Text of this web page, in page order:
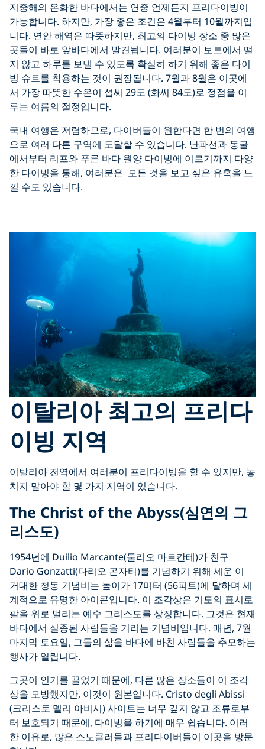
지중해의 온화한 바다에서는 연중 언제든지 프리다이빙이
가능합니다. 하지만, 가장 좋은 조건은 4월부터 10월까지입
니다. 연안 해역은 따뜻하지만, 최고의 다이빙 장소 중 많은
곳들이 바로 앞바다에서 발견됩니다. 여러분이 보트에서 떨
지 않고 하루를 보낼 수 있도록 확실히 하기 위해 좋은 다이
빙 슈트를 착용하는 것이 권장됩니다. 7월과 8월은 이곳에
서 가장 따뜻한 수온이 섭씨 29도 (화씨 84도)로 정점을 이
루는 여름의 절정입니다.
국내 여행은 저렴하므로, 다이버들이 원한다면 한 번의 여행
으로 여러 다른 구역에 도달할 수 있습니다. 난파선과 동굴
에서부터 리프와 푸른 바다 원양 다이빙에 이르기까지 다양
한 다이빙을 통해, 여러분은 모든 것을 보고 싶은 유혹을 느
낄 수도 있습니다.
이탈리아 최고의 프리다
이빙 지역
이탈리아 전역에서 여러분이 프리다이빙을 할 수 있지만, 놓
치지 말아야 할 몇 가지 지역이 있습니다.
The Christ of the Abyss(심연의 그
리스도)
1954년에 Duilio Marcante(둘리오 마르칸테)가 친구
Dario Gonzatti(다리오 곤자티)를 기념하기 위해 세운 이
거대한 청동 기념비는 높이가 17미터 (56피트)에 달하며 세
계적으로 유명한 아이콘입니다. 이 조각상은 기도의 표시로
팔을 위로 벌리는 예수 그리스도를 상징합니다. 그것은 현재
바다에서 실종된 사람들을 기리는 기념비입니다. 매년, 7월
마지막 토요일, 그들의 삶을 바다에 바친 사람들을 추모하는
행사가 열립니다.
그곳이 인기를 끌었기 때문에, 다른 많은 장소들이 이 조각
상을 모방했지만, 이것이 원본입니다. Cristo degli Abissi
(크리스토 델리 아비시) 사이트는 너무 깊지 않고 조류로부
터 보호되기 때문에, 다이빙을 하기에 매우 쉽습니다. 이러
한 이유로, 많은 스노클러들과 프리다이버들이 이곳을 방문